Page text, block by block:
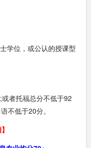
学位，或公认的授课型
者托福总分不低于92
不低于20分。